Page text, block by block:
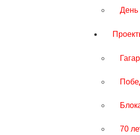
День
70